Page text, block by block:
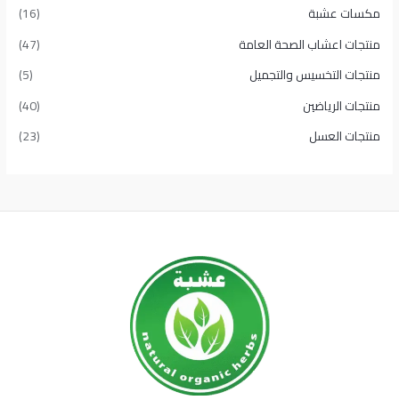
مكسات عشبة
(16)
منتجات اعشاب الصحة العامة
(47)
منتجات التخسيس والتجميل
(5)
منتجات الرياضين
(40)
منتجات العسل
(23)